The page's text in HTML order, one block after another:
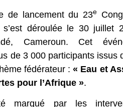
de lancement du 23e
s’est déroulée le 30 juillet
Cameroun. Cet
de 3 000 participants issus
fédérateur :« Eau et
pour l’Afrique ».
marqué par les